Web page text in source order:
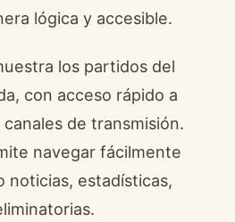
lógica y accesible.
los partidos del
con acceso rápido a
de transmisión.
navegar fácilmente
noticias, estadísticas,